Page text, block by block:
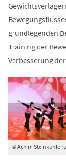
grundlegenden
Training der
Verbesserung
© Achim Steinkuhle